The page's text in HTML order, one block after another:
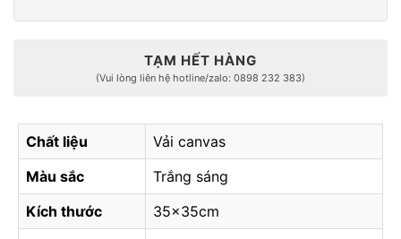
TẠM HẾT HÀNG
(Vui lòng liên hệ hotline/zalo: 0898 232 383)
Chất liệu
Vải canvas
Màu sắc
Trắng sáng
Kích thước
35x35cm